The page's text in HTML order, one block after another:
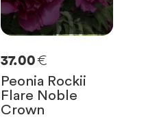
37.00€
Peonia Rockii
Flare Noble
Crown